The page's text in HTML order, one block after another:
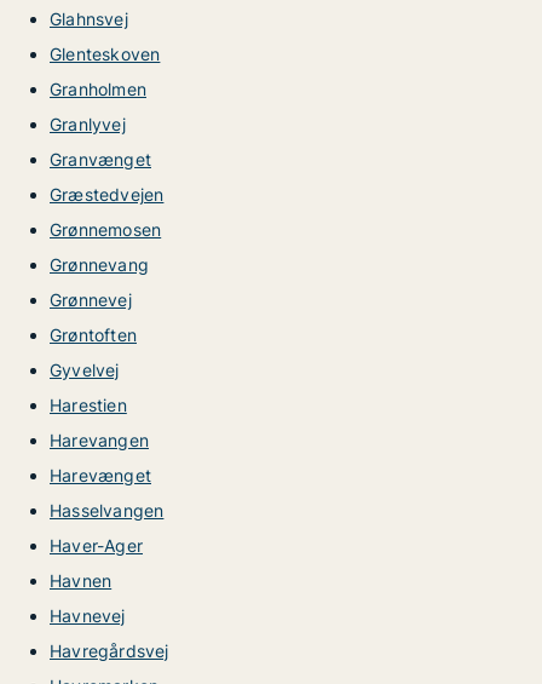
Glahnsvej
Glenteskoven
Granholmen
Granlyvej
Granvænget
Græstedvejen
Grønnemosen
Grønnevang
Grønnevej
Grøntoften
Gyvelvej
Harestien
Harevangen
Harevænget
Hasselvangen
Haver-Ager
Havnen
Havnevej
Havregårdsvej